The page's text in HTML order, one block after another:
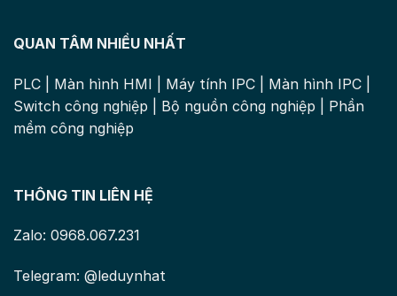
QUAN TÂM NHIỀU NHẤT
PLC Màn hình HMI Máy tính IPC Màn hình IPC
Switch công nghiệp
Bộ nguồn công nghiệp
Phần
mềm công nghiệp
THÔNG TIN LIÊN HỆ
Zalo: 0968.067.231
Telegram: @leduynhat